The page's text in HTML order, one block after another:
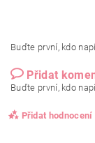
Buďte první, kdo
Přidat
Buďte první, kdo
Přidat hodnocení